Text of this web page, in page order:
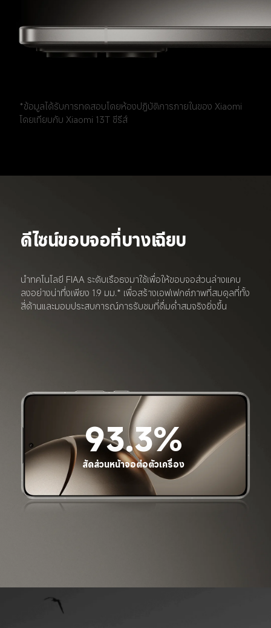
*ข้อมูลได้รับการทดสอบโดยห้องปฏิบัติการภายในของ Xiaomi
โดยเทียบกับ Xiaomi 13T ซีรีส์
ดีไซน์ขอบจอที่บางเฉียบ
นำทคโนโลยี FIAA ระดับเรือธงมาใช้เพื่อให้ขอบจอส่วนล่างแคบ
ลงอย่างน่าทึ่งเพียง 1.9 มม.* เพื่อสร้างเอฟเฟกต์ภาพที่สมดุลที่ทั้ง
สี่ด้านและมอบประสบการณ์การรับชมที่ดื่มด่ำสมจริงยิ่งขึ้น
93.3%
สัดส่วนหน้าจอต่อตัวเครื่อง